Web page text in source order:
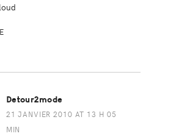
Detour2mode
21 JANVIER 2010 AT 13 H 05
MIN